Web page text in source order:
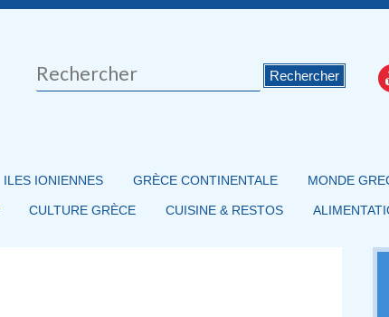
Rechercher
ILES IONIENNES GRÈCE CONTINENTALE MONDE
CULTURE GRÈCE CUISINE & RESTOS